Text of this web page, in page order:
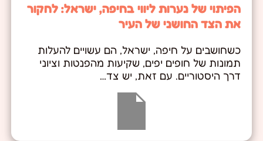
הפיתוי של נערות ליווי בחיפה, ישראל: לחקור
את הצד החושני של העיר
כשחושבים על חיפה, ישראל, הם עשויים להעלות
תמונות של חופים יפים, שקיעות מהפנטות וציוני
דרך היסטוריים. עם זאת, יש צד…